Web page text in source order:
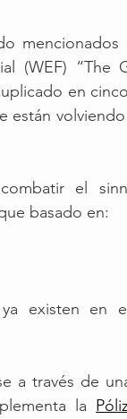
mencionados
(WEF) “The
en
están volviendo
el
basado en:
existen en
a través de
la